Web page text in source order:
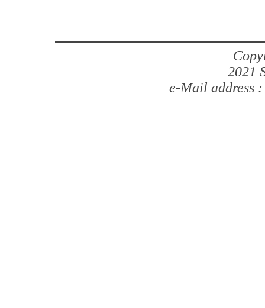
2021
e-Mail address